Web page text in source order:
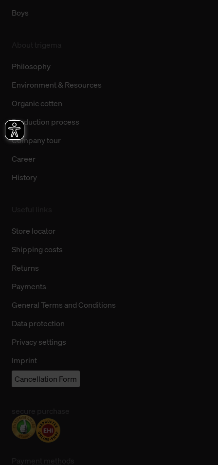
Boys
Philosophy
Environment & Resources
Organic cotten
Production process
Company tour
Career
History
Store locator
Shipping costs
Returns
Payments
General Terms and Conditions
Data protection
Privacy settings
Imprint
Cancellation Form